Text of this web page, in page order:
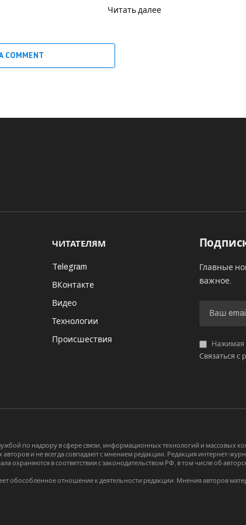
Читать далее
COMMENT
ЧИТАТЕЛЯМ
Telegram
ВКонтакте
Видео
Технологии
Происшествия
Главные
важное.
Нажимая
Связаться с
по надзору в сфере связи, информационных технологий и массовых
и не всегда совпадают с мнением редакции. Редакция интернет-
охраняются в соответствии с законодательством РФ, в том числе об
обособленное отношение к деятельности редакции. Мнения авторов